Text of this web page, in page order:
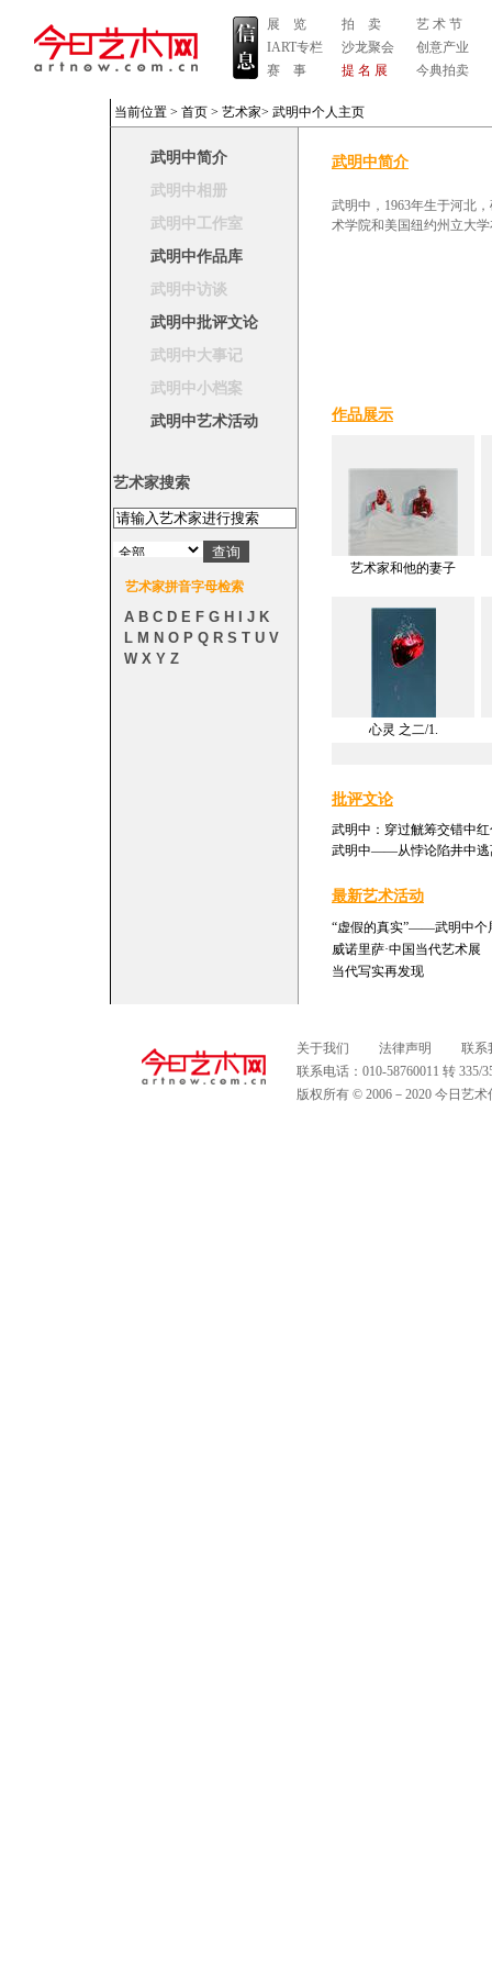
展 览
IART专栏
赛 事
拍 卖
沙龙聚会
提 名 展
艺 术 节
创意产业
今典拍卖
当前位置 > 首页 > 艺术家> 武明中个人主页
武明中简介
武明中相册
武明中工作室
武明中作品库
武明中访谈
武明中批评文论
武明中大事记
武明中小档案
武明中艺术活动
艺术家搜索
艺术家拼音字母检索
A B C D E F G H J K
L M N O P Q R S T U V
W X Y Z
武明中简介
武明中，1963年生于河北
术学院和美国纽约州立大
作品展示
艺术家和他的妻子
心灵 之二/1.
批评文论
武明中：穿过觥筹交错中
武明中——从悖论陷井中逃
最新艺术活动
“虚假的真实”——武明中个
威诺里萨·中国当代艺术展
当代写实再发现
关于我们 法律声明
联系
联系电话：010-58760011 转
版权所有 © 2006－2020 今日艺